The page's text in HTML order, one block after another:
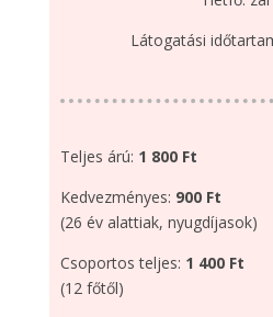
Látogatási
Teljes árú: 1 800 Ft
Kedvezményes: 900 Ft
(26 év alattiak, nyugdíjasok)
Csoportos teljes: 1 400 Ft
(12 főtől)